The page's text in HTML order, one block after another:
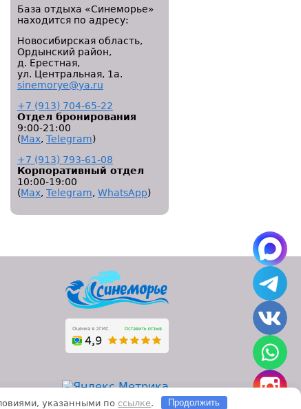
База отдыха «Синеморье»
находится по адресу:
Новосибирская область,
Ордынский район,
д. Ерестная,
ул. Центральная, 1а.
sinemorye@ya.ru
+7 (913) 704-65-22
Отдел бронирования
9:00-21:00
(Мах, Telegram)
+7 (913) 793-61-08
Корпоративный отдел
10:00-19:00
(Мах, Telegram, WhatsApp)
указанными поссылке. Продолжить